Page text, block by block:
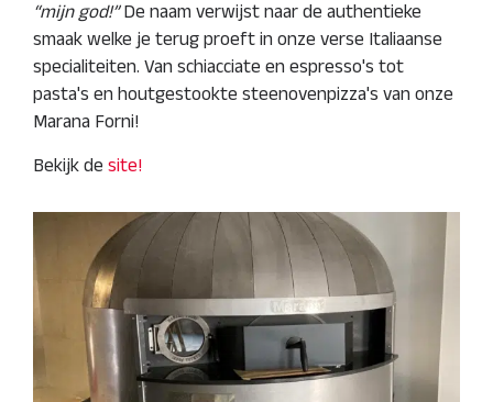
“mijn god!”De naam verwijst naar de authentieke
smaak welke je terug proeft in onze verse Italiaanse
specialiteiten. Van schiacciate en espresso's tot
pasta's en houtgestookte steenovenpizza's van onze
Marana Forni!
Bekijk de site!